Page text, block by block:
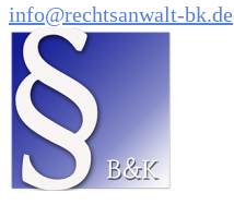
info@rechtsanwalt-bk.de